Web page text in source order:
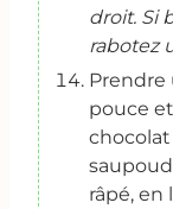
droit. Si
rabotez
Prendre
pouce
chocolat
râpé, en